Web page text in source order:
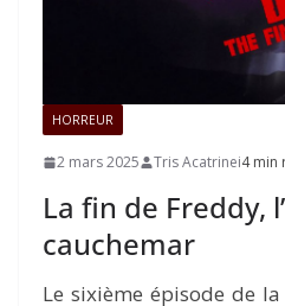
HORREUR
2 mars 2025 Tris Acatrinei4 min
La fin de Freddy,
cauchemar
Le sixième épisode de